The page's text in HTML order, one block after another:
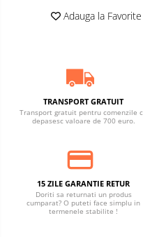
Adauga la Favorite
TRANSPORT GRATUIT
Transport gratuit pentru comenzile
depasesc valoare de 700 euro.
15 ZILE GARANTIE RETUR
Doriti sa returnati un produs
cumparat? O puteti face simplu in
termenele stabilite !